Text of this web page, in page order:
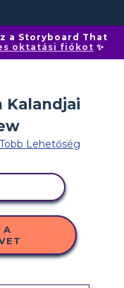
a Storyboard That
oktatási fiókot ✨
Több Lehetőség
A